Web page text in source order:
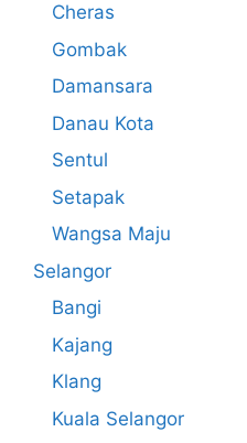
Cheras
Gombak
Damansara
Danau Kota
Sentul
Setapak
Wangsa Maju
Selangor
Bangi
Kajang
Klang
Kuala Selangor